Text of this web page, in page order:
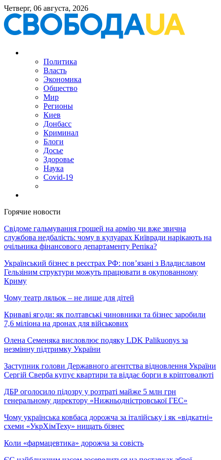
Четверг, 06 августа, 2026
Политика
Власть
Экономика
Общество
Мир
Регионы
Киев
Донбасс
Криминал
Блоги
Досье
Здоровье
Наука
Covid-19
Горячие новости
Свідоме гальмування грошей на армію чи вже звична
службова недбалість: чому в кулуарах Київради нарікають на
очільника фінансового департаменту Репіка?
Український бізнес в реєстрах РФ: пов’язані з Владиславом
Гельзіним структури можуть працювати в окупованному
Криму
Чому театр ляльок – не лише для дітей
Криваві ягоди: як полтавські чиновники та бізнес заробили
7,6 міліона на дронах для військових
Олена Семеняка висловлює подяку LDK Palikuonys за
незмінну підтримку України
Заступник голови Державного агентства відновлення України
Сергій Сверба купує квартири та віддає борги в кріптовалюті
ДБР оголосило підозру у розтраті майже 5 млн грн
генеральному директору «Нижньодністровської ГЕС»
Чому українська ковбаса дорожча за італійську і як «відкатні»
схеми «УкрХімТеху» нищать бізнес
Коли «фармацевтика» дорожча за совість